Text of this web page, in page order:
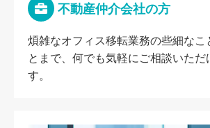
不動産仲介会社の方
煩雑なオフィス移転業務の些細なこ
とまで、何でも気軽にご相談いただ
す。